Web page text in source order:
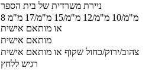
ניירת משרדית של בית הספר
8 מ"מ/10 מ"מ/12 מ"מ/15 מ"מ/17 מ"מ
או מותאם אישית
מותאם אישית
צהוב/ירוק/כחול שקוף או מותאם אישית
רגיש ללחץ